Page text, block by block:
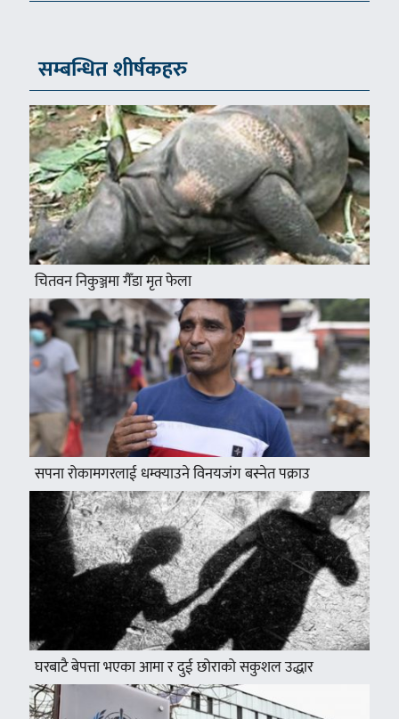
सम्बन्धित शीर्षकहरु
चितवन निकुञ्जमा गैँडा मृत फेला
सपना रोकामगरलाई धम्क्याउने विनयजंग बस्नेत पक्राउ
घरबाटै बेपत्ता भएका आमा र दुई छोराको सकुशल उद्धार